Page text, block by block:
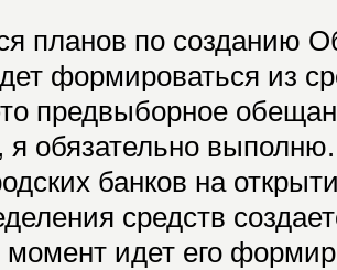
планов по созданию
формироваться из
предвыборное
я обязательно
банков на
средств
идет его